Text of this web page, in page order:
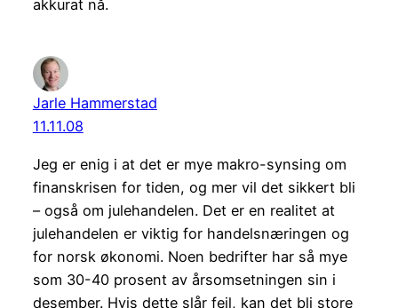
akkurat nå.
Jarle Hammerstad
11.11.08
Jeg er enig i at det er mye makro-synsing om
finanskrisen for tiden, og mer vil det sikkert bli
– også om julehandelen. Det er en realitet at
julehandelen er viktig for handelsnæringen og
for norsk økonomi. Noen bedrifter har så mye
som 30-40 prosent av årsomsetningen sin i
desember. Hvis dette slår feil, kan det bli store